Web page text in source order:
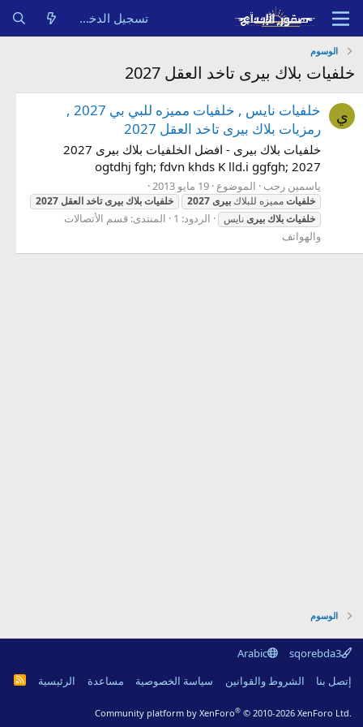
تسجيل الدخول
الوسوم
خلفيات بلاك بيرى تاخد العقل 2027
ي
خلفيات نايس , خلفيات مميزه للبي بي 2027 ,
رمزيات بلاك بيرى تاخد العقل 2027
خلفيات بلاك بيرى - افضل الخلفيات بلاك بيرى 2027
ogtdhj fgh; fdvn khds K lld.i ggfgh; 2027
ياسمين رحب الموضوع 19 مايو 2013
خلفياتمميزه للبلاك بيرى2027 خلفياتبلاك بيرىتاخدالعقل 2027
خلفياتبلاك بيرىنايس الردود: 1 المنتدى: قسم الأتصالات
والهواتف
الوسوم
sqorebda3
Arabic
إتصل بنا
الشروط والقوانين سياسة الخصوصية مساعدة الرئيسية
R
Community platform by XenForo® © 2010-2026 XenForo Ltd.